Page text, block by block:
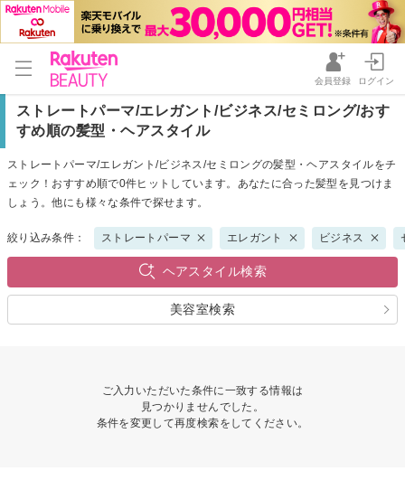
会員登録 ログイン
ストレートパーマ/エレガント/ビジネス/セミロング/おす
すめ順の髪型・ヘアスタイル
ストレートパーマ/エレガント/ビジネス/セミロングの髪型・ヘアスタイルをチ
ェック！おすすめ順で0件ヒットしています。あなたに合った髪型を見つけま
しょう。他にも様々な条件で探せます。
絞り込み条件： ストレートパーマ エレガント ビジネス
ヘアスタイル検索
美容室検索
ご入力いただいた条件に一致する情報は
見つかりませんでした。
条件を変更して再度検索をしてください。